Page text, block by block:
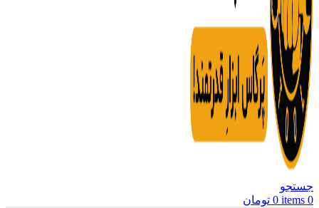
جستجو
0
items
0 تومان